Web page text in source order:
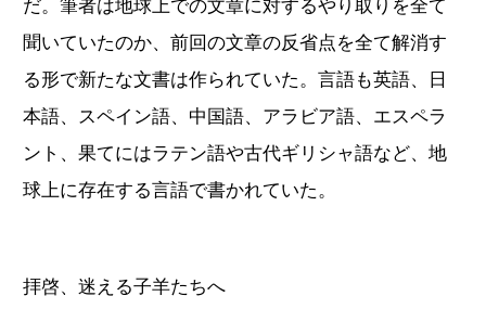
だ。筆者は地球上での文章に対するやり取りを全て
聞いていたのか、前回の文章の反省点を全て解消す
る形で新たな文書は作られていた。言語も英語、日
本語、スペイン語、中国語、アラビア語、エスペラ
ント、果てにはラテン語や古代ギリシャ語など、地
球上に存在する言語で書かれていた。
拝啓、迷える子羊たちへ